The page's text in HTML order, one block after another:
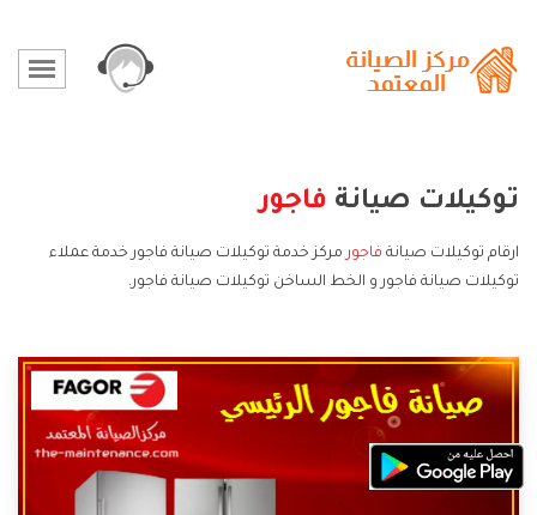
توكيلات صيانة فاجور
ارقام توكيلات صيانة فاجور مركز خدمة توكيلات صيانة فاجور خدمة عملاء
توكيلات صيانة فاجور و الخط الساخن توكيلات صيانة فاجور.